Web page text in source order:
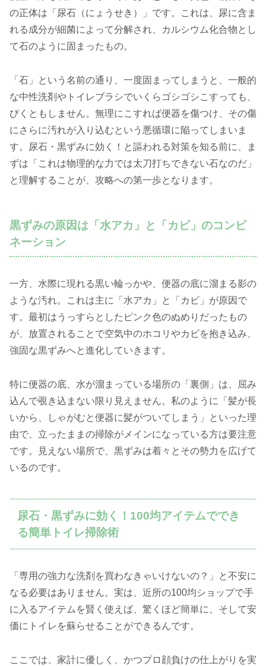
の正体は「尿石（にょうせき）」です。これは、尿に含ま
れる成分が細菌によって分解され、カルシウム化合物とし
て石のように固まったもの。
「石」という名前の通り、一度固まってしまうと、一般的
な中性洗剤やトイレブラシでいくらゴシゴシこすっても、
びくともしません。無理にこすれば便器を傷つけ、その傷
にさらに汚れが入り込むという悪循環に陥ってしまいま
す。尿石・黒ずみに効く！と謳われる対策を知る前に、ま
ずは「これは物理的な力では太刀打ちできない石なのだ」
と理解することが、攻略への第一歩となります。
黒ずみの原因は「水アカ」と「カビ」のコンビ
ネーション
一方、水際に現れる黒い輪っかや、便器の底に溜まる影の
ような汚れ。これは主に「水アカ」と「カビ」が原因で
す。最初はうっすらとしたピンク色のぬめりだったもの
が、放置されることで空気中のホコリやカビを抱き込み、
強固な黒ずみへと進化していきます。
特に便器の底、水が溜まっている場所の「裏側」は、屈み
込んで覗き込まない限り見えません。私のように「髪が長
いから、しゃがむと便器に髪がついてしまう」といった理
由で、立ったままの掃除がメインになっている方は要注意
です。見えない場所で、黒ずみは着々とその勢力を広げて
いるのです。
尿石・黒ずみに効く！100均アイテムででき
る簡単トイレ掃除術
「専用の強力な洗剤を買わなきゃいけないの？」と不安に
なる必要はありません。実は、近所の100均ショップで手
に入るアイテムを賢く使えば、驚くほど簡単に、そして安
価にトイレを蘇らせることができるんです。
ここでは、家計に優しく、かつプロ顔負けの仕上がりを実